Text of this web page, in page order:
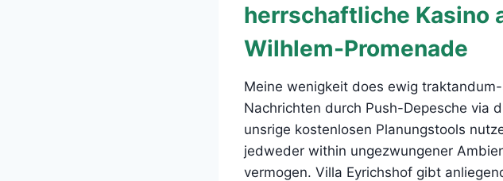
herrschaftliche Kasino
Wilhlem-Promenade
Meine wenigkeit does ewig
Nachrichten durch Push-Depesche via
unsrige kostenlosen Planungstools
jedweder within ungezwungener
vermogen. Villa Eyrichshof gibt